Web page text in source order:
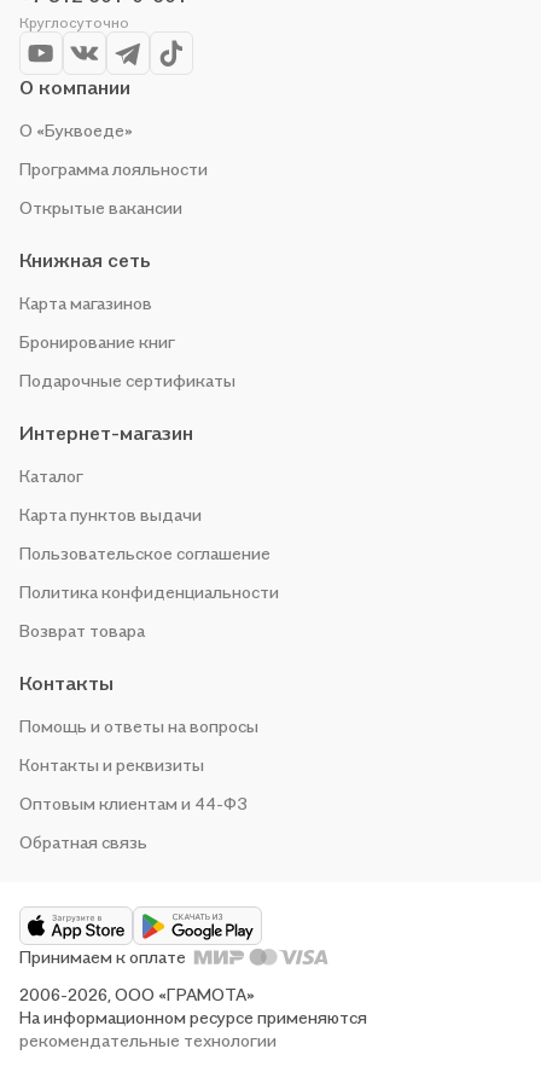
по приятной цене. Например, организуем конкурсы и
проводим акции. Оставайтесь с нами, чтобы не упустить
выгоду!
Круглосуточно
О компании
О «Буквоеде»
Программа лояльности
Открытые вакансии
Книжная сеть
Карта магазинов
Бронирование книг
Подарочные сертификаты
Интернет-магазин
Каталог
Карта пунктов выдачи
Пользовательское соглашение
Политика конфиденциальности
Возврат товара
Контакты
Помощь и ответы на вопросы
Контакты и реквизиты
Оптовым клиентам и 44-ФЗ
Обратная связь
2006-2026, ООО «ГРАМОТА»
На информационном ресурсе применяются
рекомендательные технологии
Принимаем к оплате